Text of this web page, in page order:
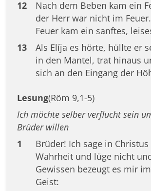
12
Nach dem Beben kam ein
der Herr war nicht im
Feuer kam ein sanftes,
13
Als Elíja es hörte, hüllte er
in den Mantel, trat hinaus
sich an den Eingang der
Lesung(Röm 9,1-5)
Ich möchte selber verflucht sein
Brüder willen
1
Brüder! Ich sage in
Wahrheit und lüge nicht
Gewissen bezeugt es mir
Geist: